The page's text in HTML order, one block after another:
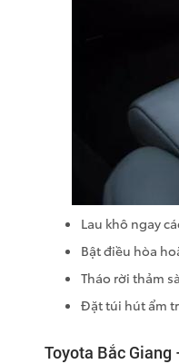
Lau khô ngay
Bật điều hòa
Tháo rời thảm
Đặt túi hút ẩm
Toyota Bắc Giang